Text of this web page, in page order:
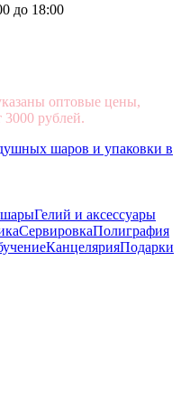
до 18:00
оптовые цены,
3000 рублей.
Гелий и аксессуары
СервировкаПолиграфия
КанцелярияПодарки